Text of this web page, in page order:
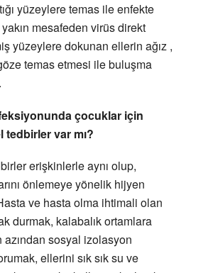
yüzeylere temas ile enfekte
mesafeden virüs direkt
yüzeylere dokunan ellerin ağız ,
temas etmesi ile buluşma
çocuklar için
tedbirler var mı?
erişkinlerle aynı olup,
önlemeye yönelik hijyen
ve hasta olma ihtimali olan
durmak, kalabalık ortamlara
azından sosyal izolasyon
ellerini sık sık su ve